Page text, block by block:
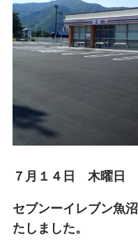
７月１４日 木曜日
セブンーイレブン魚
たしました。